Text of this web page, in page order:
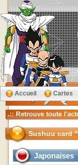
Accueil Cartes
Sushuu card
Japonaises